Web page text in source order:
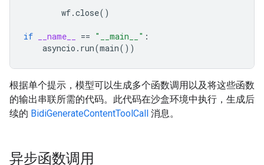
wf.close()
if __name__ == "__main__" :
asyncio . run(main())
根据单个提示，模型可以生成多个函数调用以及将这些函数
的输出串联所需的代码。此代码在沙盒环境中执行，生成后
续的 BidiGenerateContentToolCall 消息。
异步函数调用